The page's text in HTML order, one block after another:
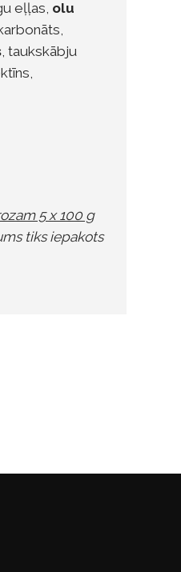
eļļas, olu
, taukskābju
5 x 100 g
tiks iepakots